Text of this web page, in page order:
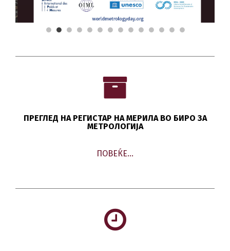
Повеќе
ПРЕГЛЕД НА РЕГИСТАР НА МЕРИЛА ВО БИРО ЗА
МЕТРОЛОГИЈА
ПОВЕЌЕ…